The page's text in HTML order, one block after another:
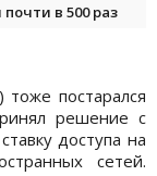
в 500 раз
постарался
решение с
доступа на
сетей.